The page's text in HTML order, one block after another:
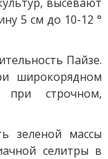
5 см до 10-12 °
Пайзе.
широкорядном
строчном,
зеленой массы
селитры в